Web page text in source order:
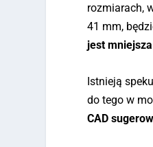
rozmiarach,
41 mm,
jest
Istnieją
do tego w
CAD